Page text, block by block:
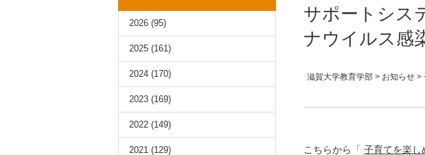
サポートシス
ナウイルス感
滋賀大学教育学部 > お知らせ >
こちらから「 子育てを楽し
2026 (95)
2025 (161)
2024 (170)
2023 (169)
2022 (149)
2021 (129)